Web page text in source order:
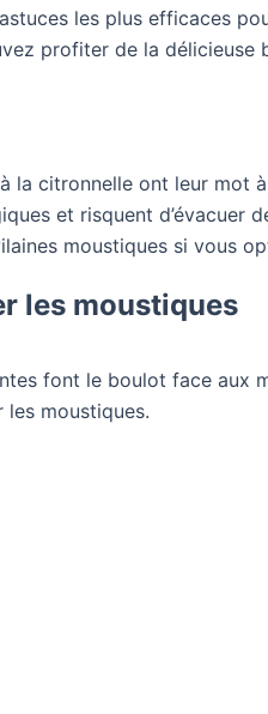
les plus efficaces
profiter de la délicieuse
la citronnelle ont leur mot
et risquent d’évacuer
moustiques si vous
les moustiques
font le boulot face
les moustiques.